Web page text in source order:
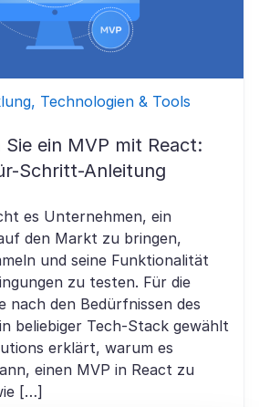
Technologien & Tools
ein MVP mit React:
Schritt-Anleitung
es Unternehmen, ein
den Markt zu bringen,
und seine Funktionalität
zu testen. Für die
nach den Bedürfnissen des
beliebiger Tech-Stack gewählt
erklärt, warum es
einen MVP in React zu
[…]